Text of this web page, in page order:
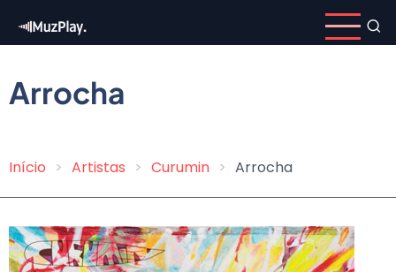
para
conteúdo
principal
Arrocha
Trilha
navegação
Início Artistas Curumin Arrocha